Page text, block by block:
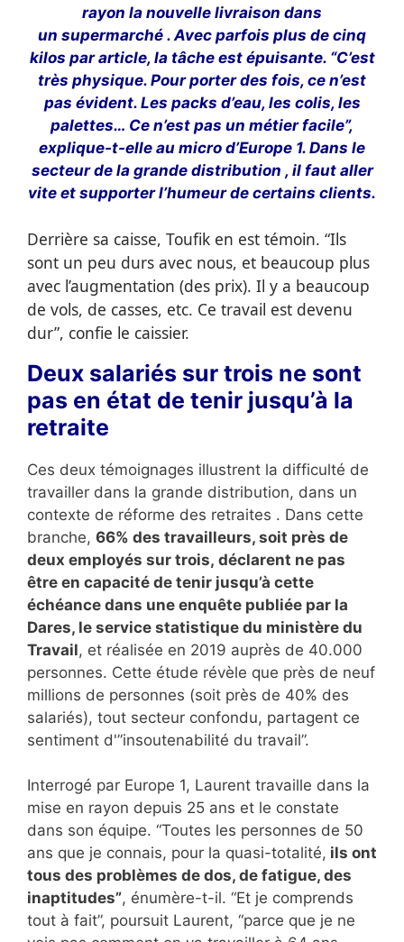
rayon la nouvelle livraison dans
un supermarché . Avec parfois plus de cinq
kilos par article, la tâche est épuisante. “C’est
très physique. Pour porter des fois, ce n’est
pas évident. Les packs d’eau, les colis, les
palettes… Ce n’est pas un métier facile”,
explique-t-elle au micro d’Europe 1. Dans le
secteur de la grande distribution , il faut aller
vite et supporter l’humeur de certains clients.
Derrière sa caisse, Toufik en est témoin. “Ils
sont un peu durs avec nous, et beaucoup plus
avec l’augmentation (des prix). Il y a beaucoup
de vols, de casses, etc. Ce travail est devenu
dur”, confie le caissier.
Deux salariés sur trois ne sont
pas en état de tenir jusqu’à la
retraite
Ces deux témoignages illustrent la difficulté de
travailler dans la grande distribution, dans un
contexte de réforme des retraites . Dans cette
branche, 66% des travailleurs, soit près de
deux employés sur trois, déclarent ne pas
être en capacité de tenir jusqu’à cette
échéance dans une enquête publiée par la
Dares, le service statistique du ministère du
Travail, et réalisée en 2019 auprès de 40.000
personnes. Cette étude révèle que près de neuf
millions de personnes (soit près de 40% des
salariés), tout secteur confondu, partagent ce
sentiment d'”insoutenabilité du travail”.
Interrogé par Europe 1, Laurent travaille dans la
mise en rayon depuis 25 ans et le constate
dans son équipe. “Toutes les personnes de 50
ans que je connais, pour la quasi-totalité, ils ont
tous des problèmes de dos, de fatigue, des
inaptitudes”, énumère-t-il. “Et je comprends
tout à fait”, poursuit Laurent, “parce que je ne